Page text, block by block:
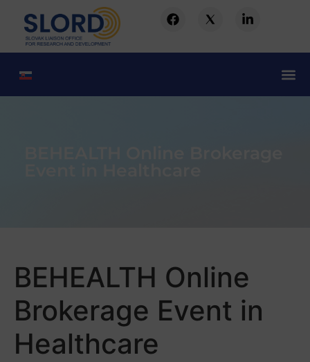
BEHEALTH Online
Brokerage Event in
Healthcare